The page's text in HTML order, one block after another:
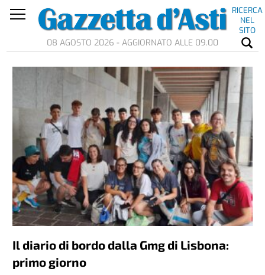
RICERCA
NEL
SITO
08 AGOSTO 2026 - AGGIORNATO ALLE 09.00
Il diario di bordo dalla Gmg di Lisbona:
primo giorno